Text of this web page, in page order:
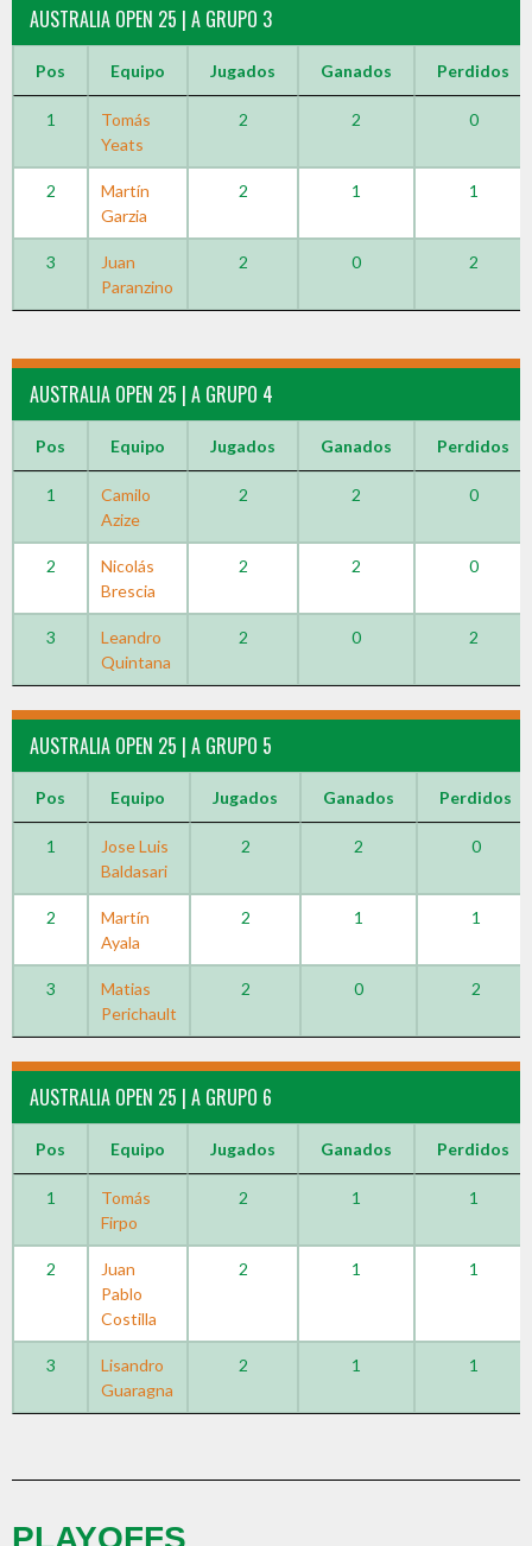
AUSTRALIA OPEN 25 | A GRUPO 3
Pos Equipo Jugados Ganados Perdidos
1
Tomás
Yeats
2 2 0
2
Martín
Garzia
2 1 1
3
Juan
Paranzino
2 0 2
AUSTRALIA OPEN 25 | A GRUPO 4
Pos Equipo Jugados Ganados Perdidos
1
Camilo
Azize
2 2 0
2
Nicolás
Brescia
2 2 0
3
Leandro
Quintana
2 0 2
AUSTRALIA OPEN 25 | A GRUPO 5
Pos Equipo Jugados Ganados Perdidos
1
Jose Luis
Baldasari
2 2 0
2
Martín
Ayala
2 1 1
3
Matias
Perichault
2 0 2
AUSTRALIA OPEN 25 | A GRUPO 6
Pos Equipo Jugados Ganados Perdidos
1
Tomás
Firpo
2 1 1
2
Juan
Pablo
Costilla
2 1 1
3
Lisandro
Guaragna
2 1 1
PLAYOFFS